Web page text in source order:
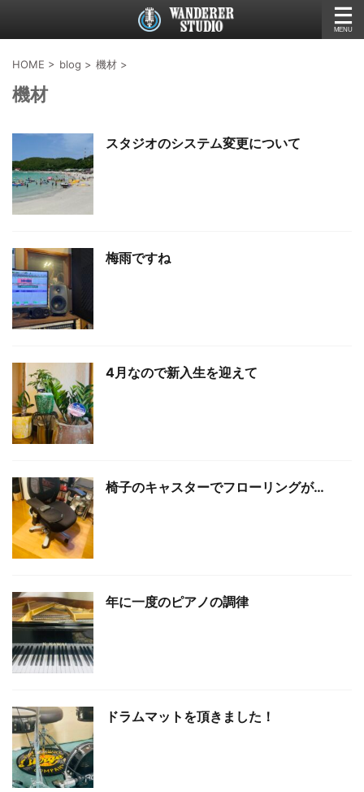
HOME > blog > 機材 >
機材
スタジオのシステム変更について
梅雨ですね
4月なので新入生を迎えて
椅子のキャスターでフローリングが…
年に一度のピアノの調律
ドラムマットを頂きました！